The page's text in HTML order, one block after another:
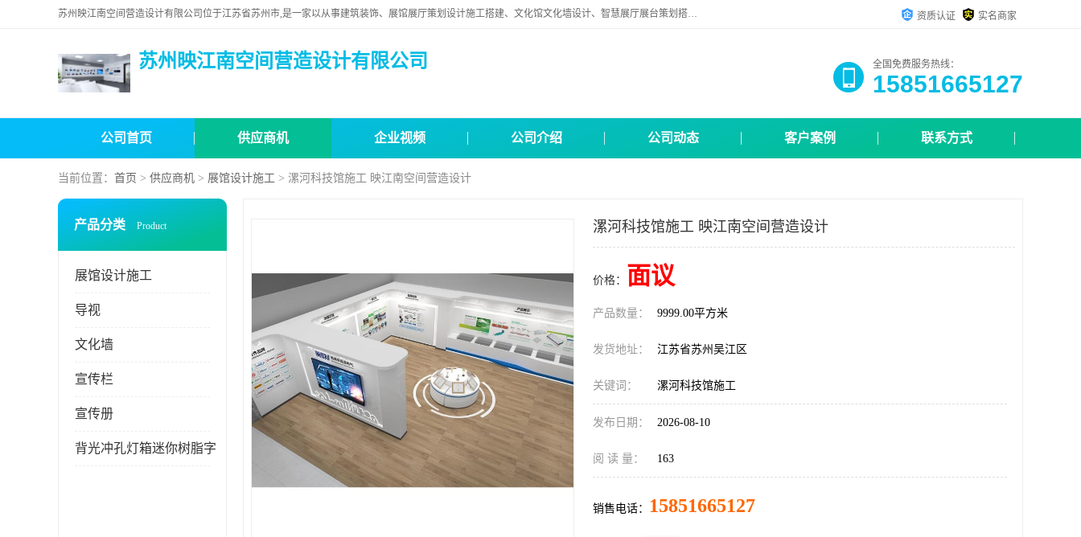
苏州映江南空间营造设计有限公司位于江苏省苏州市,是一家以从事建筑装饰、展馆展厅策划设计施工搭建、文化馆文化墙设计、智慧展厅展台策划搭建和其他建筑装饰装修业为主的企业。 资质认证 实名商家
苏州映江南空间营造设计有限公司 全国免费服务热线：
15851665127
公司首页 供应商机 企业视频 公司介绍 公司动态 客户案例 联系方式
当前位置： 首页 > 供应商机 > 展馆设计施工 > 漯河科技馆施工 映江南空间营造设计
产品分类 Product
展馆设计施工
导视
文化墙
宣传栏
宣传册
背光冲孔灯箱迷你树脂字
漯河科技馆施工 映江南空间营造设计
价格： 面议
产品数量： 9999.00平方米
发货地址： 江苏省苏州吴江区
关键词： 漯河科技馆施工
发布日期： 2026-08-10
阅 读 量： 163
销售电话： 15851665127